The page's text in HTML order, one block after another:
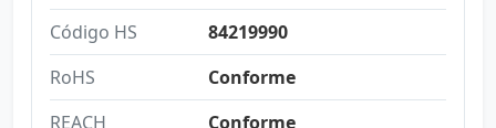
Código HS
84219990
RoHS
Conforme
REACH
Conforme